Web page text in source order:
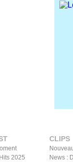
2025
CLIPS
News :